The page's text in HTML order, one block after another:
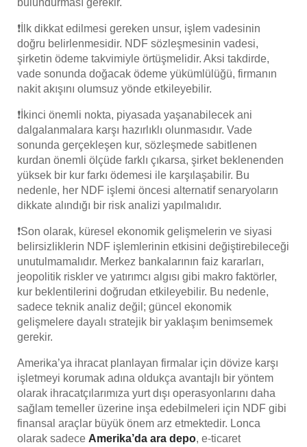
bulundurması gerekir.
❗İlk dikkat edilmesi gereken unsur, işlem vadesinin
doğru belirlenmesidir. NDF sözleşmesinin vadesi,
şirketin ödeme takvimiyle örtüşmelidir. Aksi takdirde,
vade sonunda doğacak ödeme yükümlülüğü, firmanın
nakit akışını olumsuz yönde etkileyebilir.
❗İkinci önemli nokta, piyasada yaşanabilecek ani
dalgalanmalara karşı hazırlıklı olunmasıdır. Vade
sonunda gerçekleşen kur, sözleşmede sabitlenen
kurdan önemli ölçüde farklı çıkarsa, şirket beklenenden
yüksek bir kur farkı ödemesi ile karşılaşabilir. Bu
nedenle, her NDF işlemi öncesi alternatif senaryoların
dikkate alındığı bir risk analizi yapılmalıdır.
❗Son olarak, küresel ekonomik gelişmelerin ve siyasi
belirsizliklerin NDF işlemlerinin etkisini değiştirebileceği
unutulmamalıdır. Merkez bankalarının faiz kararları,
jeopolitik riskler ve yatırımcı algısı gibi makro faktörler,
kur beklentilerini doğrudan etkileyebilir. Bu nedenle,
sadece teknik analiz değil; güncel ekonomik
gelişmelere dayalı stratejik bir yaklaşım benimsemek
gerekir.
Amerika’ya ihracat planlayan firmalar için dövize karşı
işletmeyi korumak adına oldukça avantajlı bir yöntem
olarak ihracatçılarımıza yurt dışı operasyonlarını daha
sağlam temeller üzerine inşa edebilmeleri için NDF gibi
finansal araçlar büyük önem arz etmektedir. Lonca
olarak sadece Amerika’da ara depo, e-ticaret